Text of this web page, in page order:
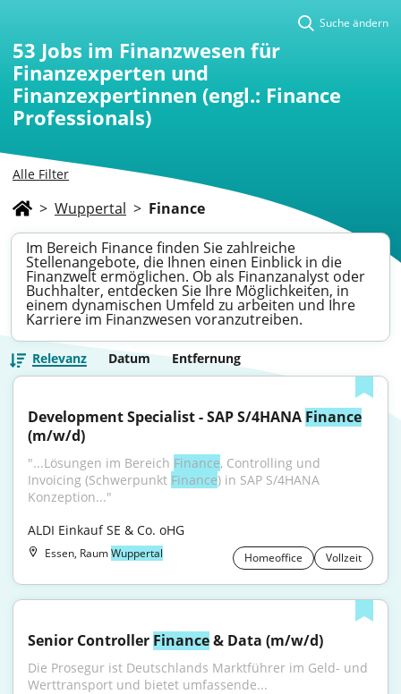
Alle Filter
Suche ändern
53 Jobs im Finanzwesen für
Finanzexperten und
Finanzexpertinnen (engl.: Finance
Professionals)
> Wuppertal > Finance
Im Bereich Finance finden Sie zahlreiche
Stellenangebote, die Ihnen einen Einblick in die
Finanzwelt ermöglichen. Ob als Finanzanalyst oder
Buchhalter, entdecken Sie Ihre Möglichkeiten, in
einem dynamischen Umfeld zu arbeiten und Ihre
Karriere im Finanzwesen voranzutreiben.
Relevanz Datum Entfernung
Development Specialist - SAP S/4HANA Finance
(m/w/d)
"...Lösungen im Bereich Finance, Controlling und
Invoicing (Schwerpunkt Finance) in SAP S/4HANA
Konzeption..."
ALDI Einkauf SE & Co. oHG
Essen, RaumWuppertal Homeoffice Vollzeit
Senior Controller Finance & Data (m/w/d)
Die Prosegur ist Deutschlands Marktführer im Geld- und
Werttransport und bietet umfassende...